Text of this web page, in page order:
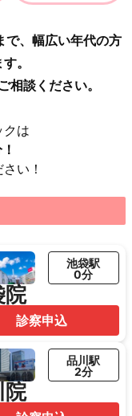
で、幅広い年代の方
。
相談ください。
クは
い！
院
池袋駅
0分
診察申込
院
品川駅
2分